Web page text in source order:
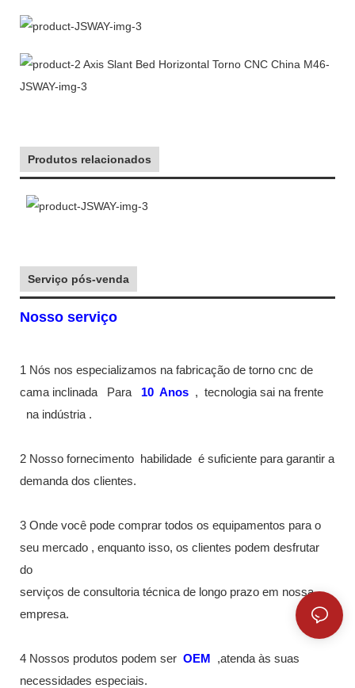
Produtos relacionados
Serviço pós-venda
Nosso serviço
1 Nós nos especializamos na fabricação de torno cnc de
cama inclinada
Para 10 Anos , tecnologia sai na frente
na indústria .
2 Nosso fornecimento habilidade é suficiente para garantir a
demanda dos clientes.
3 Onde você pode comprar todos os equipamentos para o
seu mercado , enquanto isso, os clientes podem desfrutar
do
serviços de consultoria técnica de longo prazo em nossa
empresa.
4 Nossos produtos podem ser OEM
,atenda às suas
necessidades especiais.